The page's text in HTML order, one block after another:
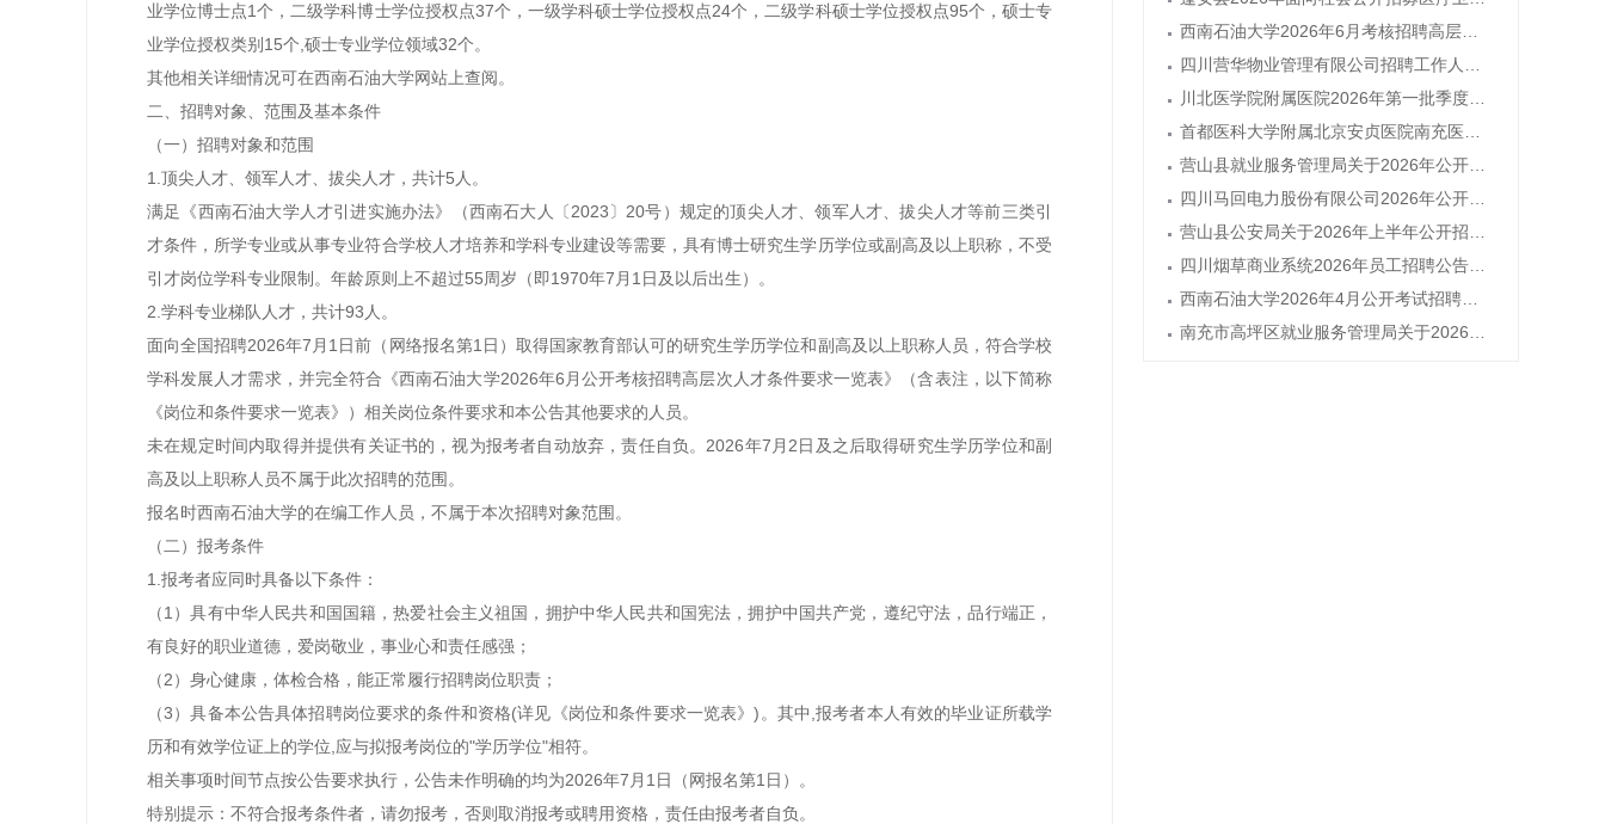
业学位博士点1个，二级学科博士学位授权点37个，一级学科硕士学位授权点24个，二级学科硕士学位授权点95个，硕士专
业学位授权类别15个,硕士专业学位领域32个。
其他相关详细情况可在西南石油大学网站上查阅。
二、招聘对象、范围及基本条件
（一）招聘对象和范围
1. 顶尖人才、领军人才、拔尖人才，共计5人。
满足《西南石油大学人才引进实施办法》（西南石大人〔2023〕20号）规定的顶尖人才、领军人才、拔尖人才等前三类引
才条件，所学专业或从事专业符合学校人才培养和学科专业建设等需要，具有博士研究生学历学位或副高及以上职称，不受
引才岗位学科专业限制。年龄原则上不超过55周岁（即1970年7月1日及以后出生）。
2. 学科专业梯队人才，共计93人。
面向全国招聘2026年7月1日前（网络报名第1日）取得国家教育部认可的研究生学历学位和副高及以上职称人员， 符合学校
学科发展人才需求， 并完全符合《西南石油大学2026年6月公开考核招聘高层次人才条件要求一览表》（含表注，以下简称
《岗位和条件要求一览表》）相关岗位条件要求和本公告其他要求的人员。
未在规定时间内取得并提供有关证书的，视为报考者自动放弃，责任自负。2026年7月2日及之后取得研究生学历学位和副
高及以上职称人员不属于此次招聘的范围。
报名时西南石油大学的在编工作人员，不属于本次招聘对象范围。
（二）报考条件
1.报考者应同时具备以下条件：
（1）具有中华人民共和国国籍，热爱社会主义祖国，拥护中华人民共和国宪法，拥护中国共产党，遵纪守法，品行端正，
有良好的职业道德，爱岗敬业，事业心和责任感强；
（2）身心健康，体检合格，能正常履行招聘岗位职责；
（3）具备本公告具体招聘岗位要求的条件和资格(详见《岗位和条件要求一览表》)。其中,报考者本人有效的毕业证所载学
历和有效学位证上的学位,应与拟报考岗位的"学历学位"相符。
相关事项时间节点按公告要求执行，公告未作明确的均为2026年7月1日（网报名第1日）。
特别提示：不符合报考条件者，请勿报考，否则取消报考或聘用资格，责任由报考者自负。